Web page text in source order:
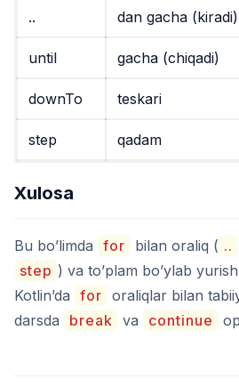
.. dan gacha (kiradi)
until gacha (chiqadi)
downTo teskari
step qadam
Xulosa
Bu bo’limda for bilan oraliq ( ..
step ) va to’plam bo’ylab
Kotlin’da for oraliqlar bilan
darsda
break va continue